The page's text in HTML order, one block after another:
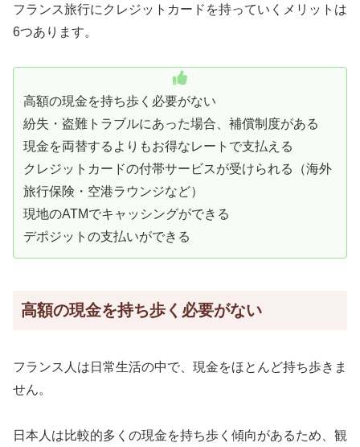
フランス旅行にクレジットカードを持っていくメリットは
6つあります。
高額の現金を持ち歩く必要がない
紛失・盗難トラブルにあった場合、補償制度がある
現金を両替するよりもお得なレートで支払える
クレジットカードの付帯サービスが受けられる（海外
旅行保険・空港ラウンジなど）
現地のATMでキャッシングができる
デポジットの支払いができる
高額の現金を持ち歩く必要がない
フランス人は日常生活の中で、現金をほとんど持ち歩きま
せん。
日本人は比較的多くの現金を持ち歩く傾向があるため、観